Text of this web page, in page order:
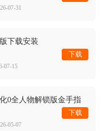
07-31
下载安装
07-15
下载
0全人物解锁版金手指
05-07
下载